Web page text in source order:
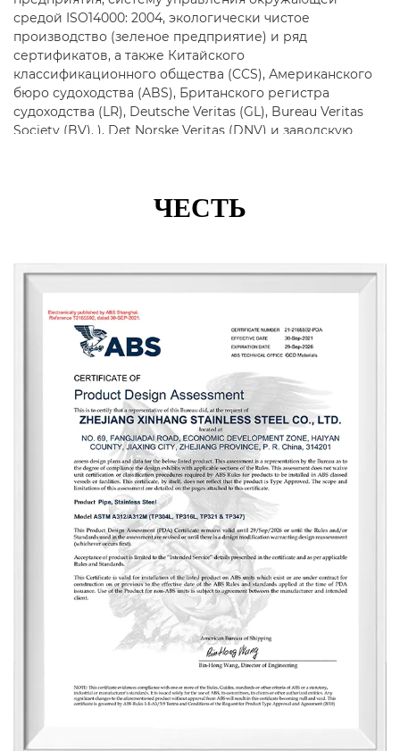
средой ISO14000: 2004, экологически чистое
производство (зеленое предприятие) и ряд
сертификатов, а также Китайского
классификационного общества (CCS), Американского
бюро судоходства (ABS), Британского регистра
судоходства (LR), Deutsche Veritas (GL), Bureau Veritas
Society (BV). ), Det Norske Veritas (DNV) и заводскую
Основная продукция включает в себя трубы из
используются в нефтяной, химической
судостроении, фармацевтике, пищевой
промышленности, водном хозяйстве,
электроэнергетике, новой энергетике, механическом
придерживается корпоративного принципа
«качество для выживания, репутация для развития» и
искренне обслуживает каждого клиента, чтобы
создать беспроигрышную ситуацию.
ЧЕСТЬ